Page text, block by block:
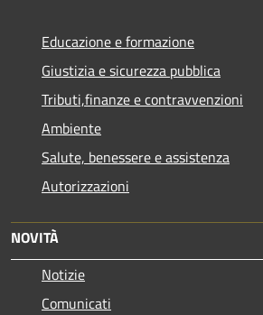
Educazione e formazione
Giustizia e sicurezza pubblica
Tributi,finanze e contravvenzioni
Ambiente
Salute, benessere e assistenza
Autorizzazioni
NOVITÀ
Notizie
Comunicati